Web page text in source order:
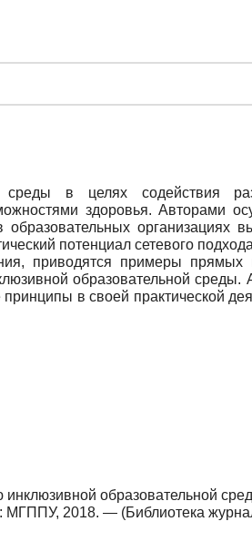
среды в целях содействия
здоровья. Авторами
организациях
потенциал сетевого
приводятся примеры
образовательной среды.
в своей практической
образовательной
2018. — (Библиотека